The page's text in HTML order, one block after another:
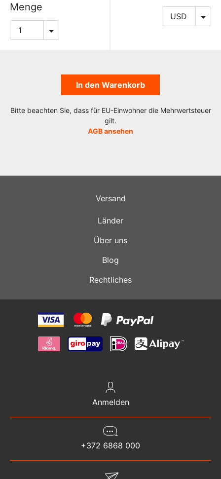
Menge
In den Warenkorb
Bitte beachten Sie, dass für EU-Einwohner die Mehrwertsteuer
gilt.
AGB ansehen
Versand
Länder
Über uns
Blog
Rechtliches
Anmelden
+372 6868 000